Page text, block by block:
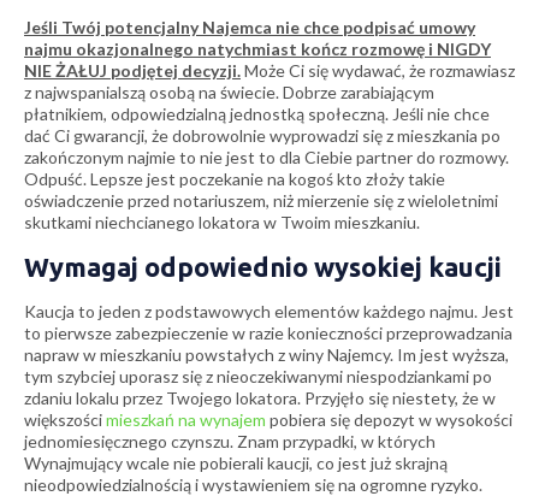
Jeśli Twój potencjalny Najemca nie chce podpisać umowy
najmu okazjonalnego natychmiast kończ rozmowę i NIGDY
NIE ŻAŁUJ podjętej decyzji.Może Ci się wydawać, że rozmawiasz
z najwspanialszą osobą na świecie. Dobrze zarabiającym
płatnikiem, odpowiedzialną jednostką społeczną. Jeśli nie chce
dać Ci gwarancji, że dobrowolnie wyprowadzi się z mieszkania po
zakończonym najmie to nie jest to dla Ciebie partner do rozmowy.
Odpuść. Lepsze jest poczekanie na kogoś kto złoży takie
oświadczenie przed notariuszem, niż mierzenie się z wieloletnimi
skutkami niechcianego lokatora w Twoim mieszkaniu.
Wymagaj odpowiednio wysokiej kaucji
Kaucja to jeden z podstawowych elementów każdego najmu. Jest
to pierwsze zabezpieczenie w razie konieczności przeprowadzania
napraw w mieszkaniu powstałych z winy Najemcy. Im jest wyższa,
tym szybciej uporasz się z nieoczekiwanymi niespodziankami po
zdaniu lokalu przez Twojego lokatora. Przyjęło się niestety, że w
większościmieszkań na wynajem pobiera się depozyt w wysokości
jednomiesięcznego czynszu. Znam przypadki, w których
Wynajmujący wcale nie pobierali kaucji, co jest już skrajną
nieodpowiedzialnością i wystawieniem się na ogromne ryzyko.